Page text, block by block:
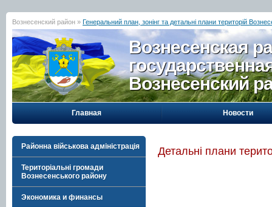
Вознесенский район » Генеральний план, зонінг та детальні плани територій
Вознесенская
Вознесенский
Главная Новости
Районна військова адміністрація
Територіальні громади
Вознесенського району
Экономика и финансы
Детальні плани